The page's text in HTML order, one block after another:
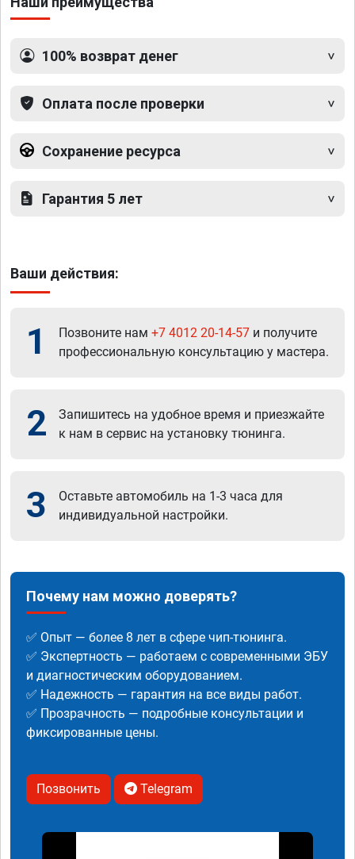
100% возврат денег
Оплата после проверки
Сохранение ресурса
Гарантия 5 лет
Ваши действия:
1 Позвоните нам +7 4012 20-14-57 и получите
профессиональную консультацию у мастера.
2
Запишитесь на удобное время и приезжайте
к нам в сервис на установку тюнинга.
3
Оставьте автомобиль на 1-3 часа для
индивидуальной настройки.
Почему нам можно доверять?
✅ Опыт — более 8 лет в сфере чип-тюнинга.
✅ Экспертность — работаем с современными ЭБУ
и диагностическим оборудованием.
✅ Надежность — гарантия на все виды работ.
✅ Прозрачность — подробные консультации и
фиксированные цены.
Позвонить Telegram